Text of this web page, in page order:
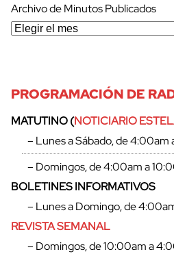
Archivo de Minutos Publicados
PROGRAMACIÓN DE
MATUTINO (NOTICIARIO
– Lunes a Sábado, de 4:00am
– Domingos, de 4:00am a
BOLETINES INFORMATIVOS
– Lunes a Domingo, de
REVISTA SEMANAL
– Domingos, de 10:00am a